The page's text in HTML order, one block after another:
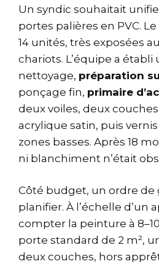
Un syndic souhaitait
portes palières en PVC.
14 unités, très exposées
chariots. L’équipe a établi
nettoyage, préparation
ponçage fin, primaire
deux voiles, deux
acrylique satin, puis
zones basses. Après 18
ni blanchiment n’était
Côté budget, un ordre de
planifier. À l’échelle d’un
compter la peinture à
porte standard de 2 m²,
deux couches, hors